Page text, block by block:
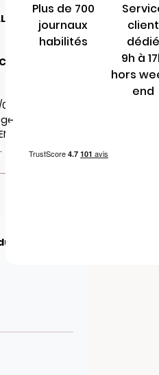
85190
SUR-YON
2026, il a été
social au 11 rue
Mention au
journal
Plus de 700
journaux
habilités
client
dédié
9h à
hors
end